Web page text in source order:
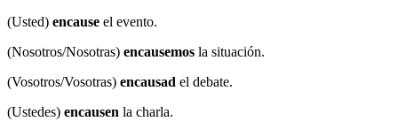
(Usted) encause el evento.
(Nosotros/Nosotras) encausemos la situación.
(Vosotros/Vosotras) encausad el debate.
(Ustedes) encausen la charla.